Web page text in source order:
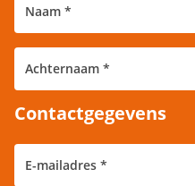
Contactgegevens